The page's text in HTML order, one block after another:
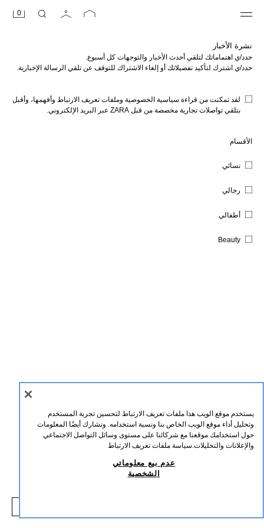
0
نشرة الأخبار
حدد/ي اهتماماتك لتلقي أحدث الأخبار والتوجهات كل أسبوع.
حدد/ي اشترك لتأكيد تفضيلاتك أو إلغاء الاشتراك للتوقف عن تلقي الرسالة الإخبارية.
لقد تمكنت من قراءة سياسية الخصوصية وملفات تعريف الارتباط وأفهمها، وأقبل
بتلقي تواصلات تجارية مخصصة من قبل ZARA عبر البريد الإلكتروني.
الأقسام
نسائي
رجالي
أطفالي
Beauty
عدم بيع معلوماتي الشخصية
ENGLISH عربي
يستخدم موقع الويب هذا ملفات تعريف الارتباط لتحسين تجربة المستخدم
وتحليل أداء موقع الويب الخاص بنا ونسبة استخدامه. ونشارك أيضًا المعلومات
حول استخدامك موقعنا مع شركائنا على مستوى وسائل التواصل الاجتماعي
والإعلانات والتحليلات.سياسة ملفات تعريف الارتباط
عدم بيع معلوماتي
الشخصية